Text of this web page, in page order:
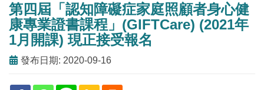
第四屆「認知障礙症家庭照顧者身心健
康專業證書課程」(GIFTCare) (2021年
1月開課) 現正接受報名
發布日期: 2020-09-16